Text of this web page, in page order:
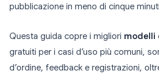
pubblicazione in meno di cinque
Questa guida copre i migliori modelli
gratuiti per i casi d’uso più comuni,
d’ordine, feedback e registrazioni,